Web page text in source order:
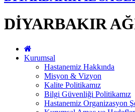
DİYARBAKIR
Kurumsal
Hastanemiz Hakkında
Misyon & Vizyon
Kalite Politikamız
Bilgi Güvenliği Politikamız
Hastanemiz Organizasyon